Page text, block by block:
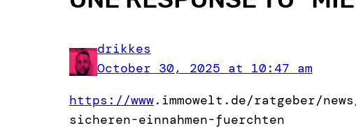
drikkes
October 30, 2025 at 10:47 am
https://www. immowelt.de/ratgeber/
sicheren-einnahmen-fuerchten